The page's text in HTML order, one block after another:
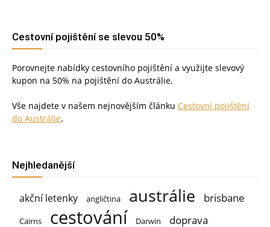
Cestovní pojištění se slevou 50%
Porovnejte nabídky cestovního pojištění a využijte slevový
kupon na 50% na pojištění do Austrálie.
Vše najdete v našem nejnovějším článku Cestovní pojištění
do Austrálie.
Nejhledanější
akční letenky angličtina austrálie brisbane
Cairns cestování Darwin doprava